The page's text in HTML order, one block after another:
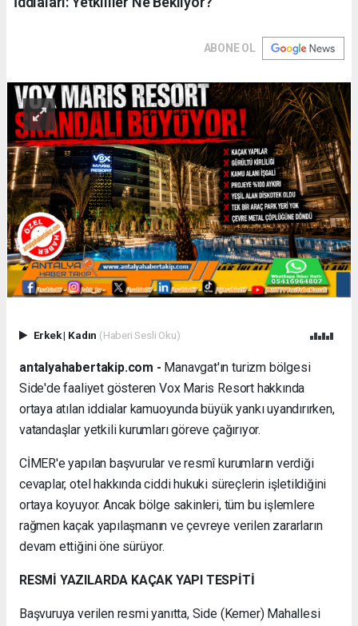
ABONE OL
Erkek| Kadın (Haberi Sesli Oku)
antalyahabertakip.com - Manavgat'ın turizm bölgesi
Side'de faaliyet gösteren Vox Maris Resort hakkında
ortaya atılan iddialar kamuoyunda büyük yankı uyandırırken,
vatandaşlar yetkili kurumları göreve çağırıyor.
CİMER'e yapılan başvurular ve resmî kurumların verdiği
cevaplar, otel hakkında ciddi hukuki süreçlerin işletildiğini
ortaya koyuyor. Ancak bölge sakinleri, tüm bu işlemlere
rağmen kaçak yapılaşmanın ve çevreye verilen zararların
devam ettiğini öne sürüyor.
RESMİ YAZILARDA KAÇAK YAPI TESPİTİ
Başvuruya verilen resmi yanıtta, Side (Kemer) Mahallesi